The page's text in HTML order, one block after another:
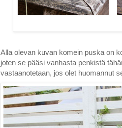
Alla olevan kuvan komein puska on
joten se pääsi vanhasta penkistä
vastaanotetaan, jos olet huomannut